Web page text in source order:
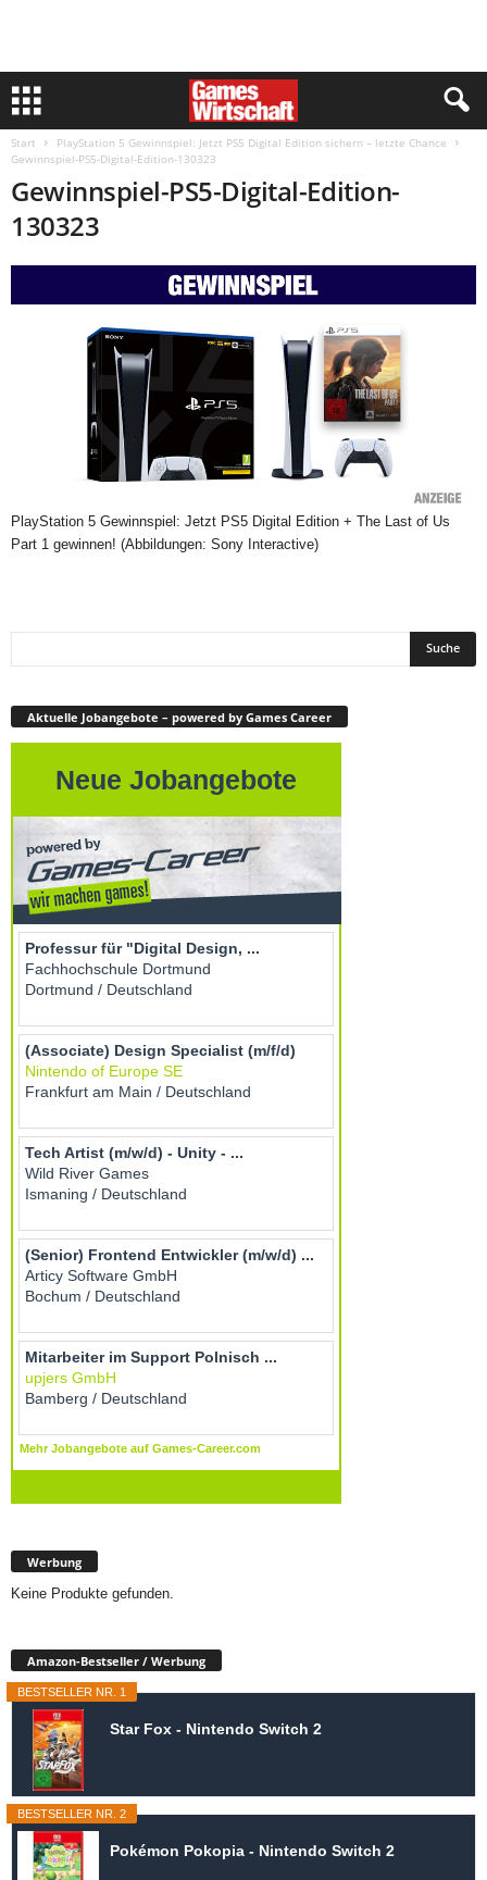
Start
PlayStation 5 Gewinnspiel: Jetzt PS5 Digital Edition sichern – letzte Chance
Gewinnspiel-PS5-Digital-Edition-130323
Gewinnspiel-PS5-Digital-Edition-
130323
PlayStation 5 Gewinnspiel: Jetzt PS5 Digital Edition + The Last of Us
Part 1 gewinnen! (Abbildungen: Sony Interactive)
Aktuelle Jobangebote – powered by Games Career
Werbung
Keine Produkte gefunden.
Amazon-Bestseller / Werbung
BESTSELLER NR. 1
Star Fox - Nintendo Switch 2
BESTSELLER NR. 2
Pokémon Pokopia - Nintendo Switch 2